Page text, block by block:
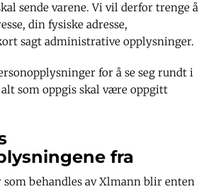
sende varene. Vi vil derfor trenge å
din fysiske adresse,
sagt administrative opplysninger.
for å se seg rundt i
som oppgis skal være oppgitt
fra
behandles av Xlmann blir enten